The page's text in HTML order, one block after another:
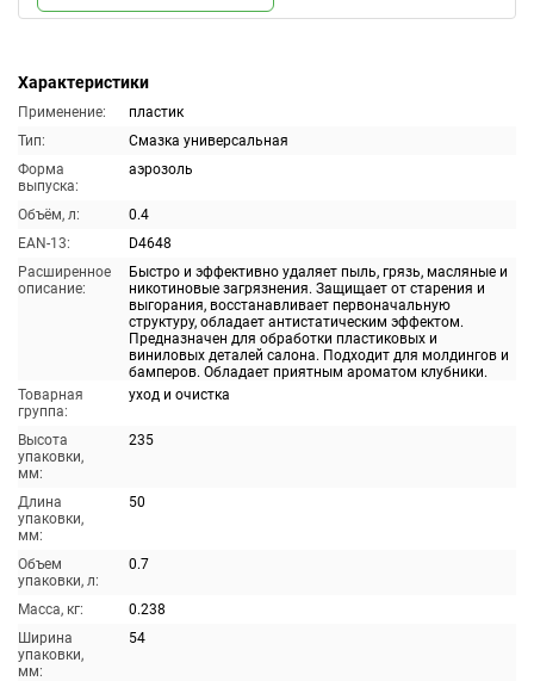
Характеристики
Применение:
пластик
Тип:
Смазка универсальная
Форма
выпуска:
аэрозоль
Объём, л:
0.4
EAN-13:
D4648
Расширенное
описание:
Быстро и эффективно удаляет пыль, грязь, масляные и
никотиновые загрязнения. Защищает от старения и
выгорания, восстанавливает первоначальную
структуру, обладает антистатическим эффектом.
Предназначен для обработки пластиковых и
виниловых деталей салона. Подходит для молдингов и
бамперов. Обладает приятным ароматом клубники.
Товарная
группа:
уход и очистка
Высота
упаковки,
мм:
235
Длина
упаковки,
мм:
50
Объем
упаковки, л:
0.7
Масса, кг:
0.238
Ширина
упаковки,
мм:
54